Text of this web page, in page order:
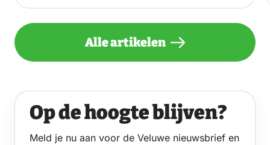
Alle artikelen
Op de hoogte blijven?
Meld je nu aan voor de Veluwe nieuwsbrief en